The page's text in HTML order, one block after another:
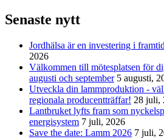
Senaste nytt
Jordhälsa är en investering i
2026
Välkommen till mötesplatsen för
augusti och september 5 augusti,
Utveckla din lammproduktion -
regionala producentträffar! 28 juli,
Lantbruket lyfts fram som
energisystem 7 juli, 2026
Save the date: Lamm 2026 7 juli,